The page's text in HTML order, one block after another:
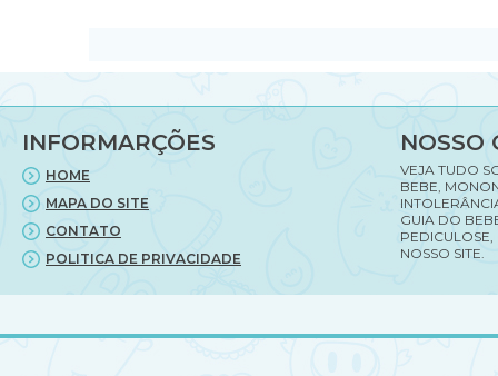
INFORMARÇÕES
HOME
MAPA DO SITE
CONTATO
POLITICA DE PRIVACIDADE
NOSSO
VEJA TUDO
BEBE,
GUIA DO
PEDICULOSE,
NOSSO SITE.